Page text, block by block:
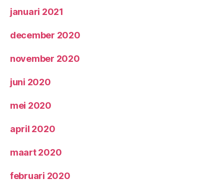
januari 2021
december 2020
november 2020
juni 2020
mei 2020
april 2020
maart 2020
februari 2020